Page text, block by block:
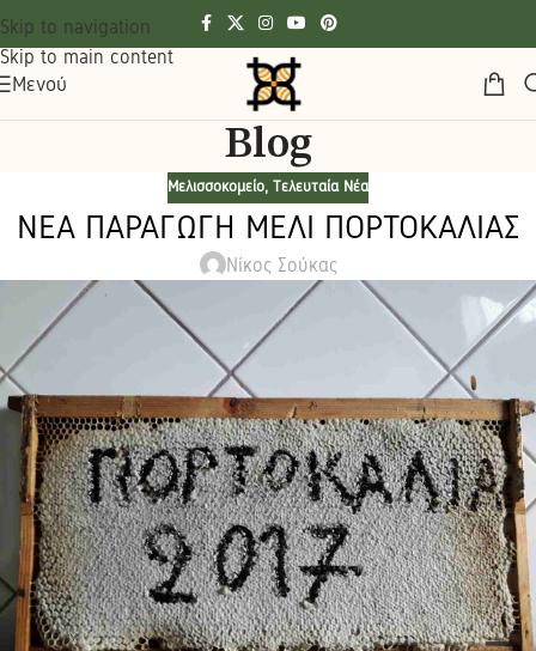
Skip to navigation
Skip to main content
Μενού
Blog
Μελισσοκομείο, Τελευταία Νέα
ΝΕΑ ΠΑΡΑΓΩΓΗ ΜΕΛΙ ΠΟΡΤΟΚΑΛΙΑΣ
Νίκος Σούκας